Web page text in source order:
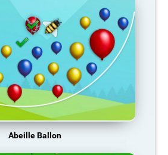
Abeille Ballon